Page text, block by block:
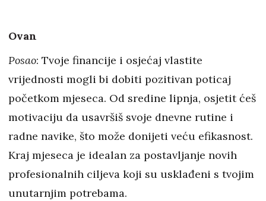
Ovan
Posao: Tvoje financije i osjećaj vlastite
vrijednosti mogli bi dobiti pozitivan poticaj
početkom mjeseca. Od sredine lipnja, osjetit ćeš
motivaciju da usavršiš svoje dnevne rutine i
radne navike, što može donijeti veću efikasnost.
Kraj mjeseca je idealan za postavljanje novih
profesionalnih ciljeva koji su usklađeni s tvojim
unutarnjim potrebama.